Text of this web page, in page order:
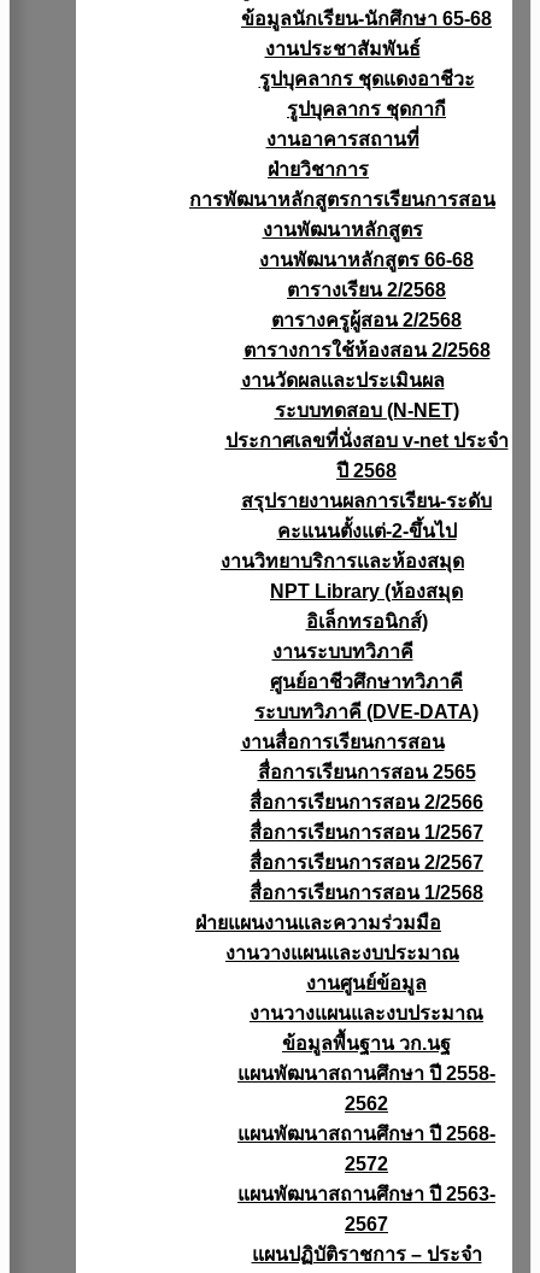
ข้อมูลนักเรียน-นักศึกษา 65-68
งานประชาสัมพันธ์
รูปบุคลากร ชุดแดงอาชีวะ
รูปบุคลากร ชุดกากี
งานอาคารสถานที่
ฝ่ายวิชาการ
การพัฒนาหลักสูตรการเรียนการสอน
งานพัฒนาหลักสูตร
งานพัฒนาหลักสูตร 66-68
ตารางเรียน 2/2568
ตารางครูผู้สอน 2/2568
ตารางการใช้ห้องสอน 2/2568
งานวัดผลเเละประเมินผล
ระบบทดสอบ (N-NET)
ประกาศเลขที่นั่งสอบ v-net ประจำ
ปี 2568
สรุปรายงานผลการเรียน-ระดับ
คะแนนตั้งแต่-2-ขึ้นไป
งานวิทยาบริการเเละห้องสมุด
NPT Library (ห้องสมุด
อิเล็กทรอนิกส์)
งานระบบทวิภาคี
ศูนย์อาชีวศึกษาทวิภาคี
ระบบทวิภาคี (DVE-DATA)
งานสื่อการเรียนการสอน
สื่อการเรียนการสอน 2565
สื่อการเรียนการสอน 2/2566
สื่อการเรียนการสอน 1/2567
สื่อการเรียนการสอน 2/2567
สื่อการเรียนการสอน 1/2568
ฝ่ายแผนงานเเละความร่วมมือ
งานวางแผนเเละงบประมาณ
งานศูนย์ข้อมูล
งานวางแผนและงบประมาณ
ข้อมูลพื้นฐาน วก.นฐ
แผนพัฒนาสถานศึกษา ปี 2558-
2562
แผนพัฒนาสถานศึกษา ปี 2568-
2572
แผนพัฒนาสถานศึกษา ปี 2563-
2567
แผนปฏิบัติราชการ – ประจำ